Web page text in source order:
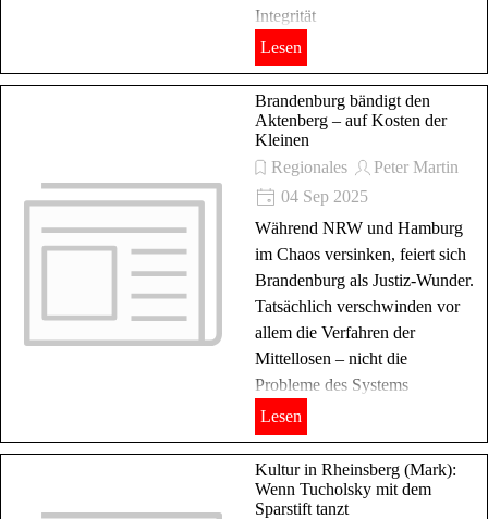
Integrität
Lesen
Brandenburg bändigt den
Aktenberg – auf Kosten der
Kleinen
Regionales
Peter Martin
04 Sep 2025
Während NRW und Hamburg
im Chaos versinken, feiert sich
Brandenburg als Justiz-Wunder.
Tatsächlich verschwinden vor
allem die Verfahren der
Mittellosen – nicht die
Probleme des Systems
Lesen
Kultur in Rheinsberg (Mark):
Wenn Tucholsky mit dem
Sparstift tanzt